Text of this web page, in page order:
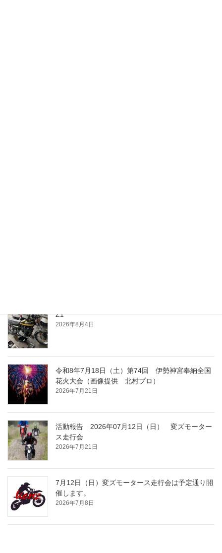
Z1
2026年8月4日
令和8年7月18日（土）第74回 伊勢神宮奉納全国
花火大会（画像提供 北村プロ）
2026年7月21日
活動報告 2026年07月12日（日） 変ズモーター
ス走行会
2026年7月21日
7月12日（日）変ズモータース走行会は予定通り開
催します。
2026年7月8日